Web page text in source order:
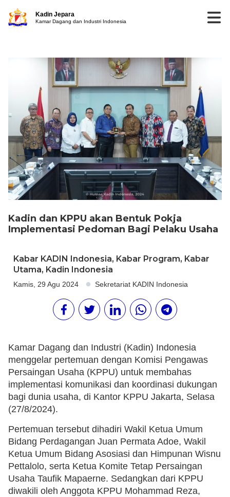
Kadin Jepara
Kamar Dagang dan Industri Indonesia
Kadin dan KPPU akan Bentuk Pokja
Implementasi Pedoman Bagi Pelaku Usaha
Kabar KADIN Indonesia, Kabar Program, Kabar
Utama, Kadin Indonesia
Kamis, 29 Agu 2024 Sekretariat KADIN Indonesia
Kamar Dagang dan Industri (Kadin) Indonesia
menggelar pertemuan dengan Komisi Pengawas
Persaingan Usaha (KPPU) untuk membahas
implementasi komunikasi dan koordinasi dukungan
bagi dunia usaha, di Kantor KPPU Jakarta, Selasa
(27/8/2024).
Pertemuan tersebut dihadiri Wakil Ketua Umum
Bidang Perdagangan Juan Permata Adoe, Wakil
Ketua Umum Bidang Asosiasi dan Himpunan Wisnu
Pettalolo, serta Ketua Komite Tetap Persaingan
Usaha Taufik Mapaerne. Sedangkan dari KPPU
diwakili oleh Anggota KPPU Mohammad Reza,